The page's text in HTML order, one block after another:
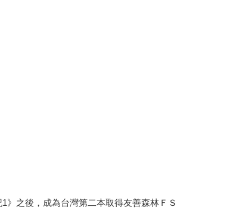
》之後，成為台灣第二本取得友善森林ＦＳ